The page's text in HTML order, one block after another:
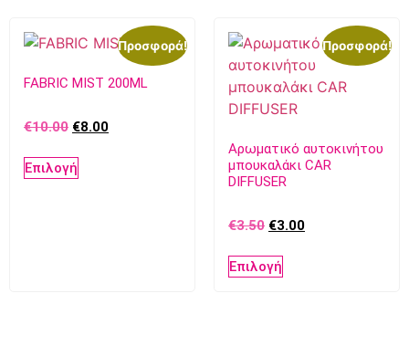
Προσφορά!
FABRIC MIST 200ML
€10.00 €8.00
Επιλογή
Προσφορά!
Αρωματικό αυτοκινήτου
μπουκαλάκι CAR
DIFFUSER
€3.50 €3.00
Επιλογή